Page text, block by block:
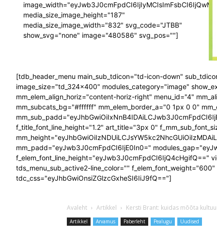
media_size_image_height="187"
media_size_image_width="832" svg_code="JTBB"
show_svg="none" image="480586" svg_pos=""]
[tdb_header_menu main_sub_tdicon="td-icon-down"
image_size="td_324x400" modules_category="image"
mm_elem_align_horiz="content-horiz-right" menu_id="4"
mm_subcats_bg="#ffffff" mm_elem_border_a="0 1px 0 0"
f_title_font_line_height="1.2" art_title="3px 0"
mm_padd="eyJwb3J0cmFpdCI6IjE0In0="
f_elem_font_line_height="eyJwb3J0cmFpdCI6IjQ4cHgifQ=="
tds_menu_sub_active2-line_color=""
tdc_css="eyJhbGwiOnsiZGlzcGxheSI6IiJ9fQ=="]
Avaleht Artikkel Kersti Brant: kuidas mõõta
Artikkel Arvamus Paberleht Pealugu Uudised